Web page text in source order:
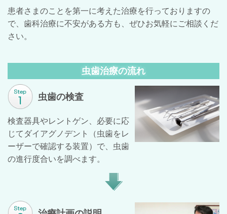
患者さまのことを第一に考えた治療を行っておりますの
で、歯科治療に不安がある方も、ぜひお気軽にご相談くだ
さい。
虫歯治療の流れ
虫歯の検査
検査器具やレントゲン、必要に応
じてダイアグノデント（虫歯をレ
ーザーで確認する装置）で、虫歯
の進行度合いを調べます。